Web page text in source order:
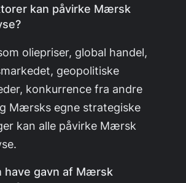
kan påvirke Mærsk
oliepriser, global handel,
geopolitiske
konkurrence fra andre
Mærsks egne strategiske
kan alle påvirke Mærsk
have gavn af Mærsk